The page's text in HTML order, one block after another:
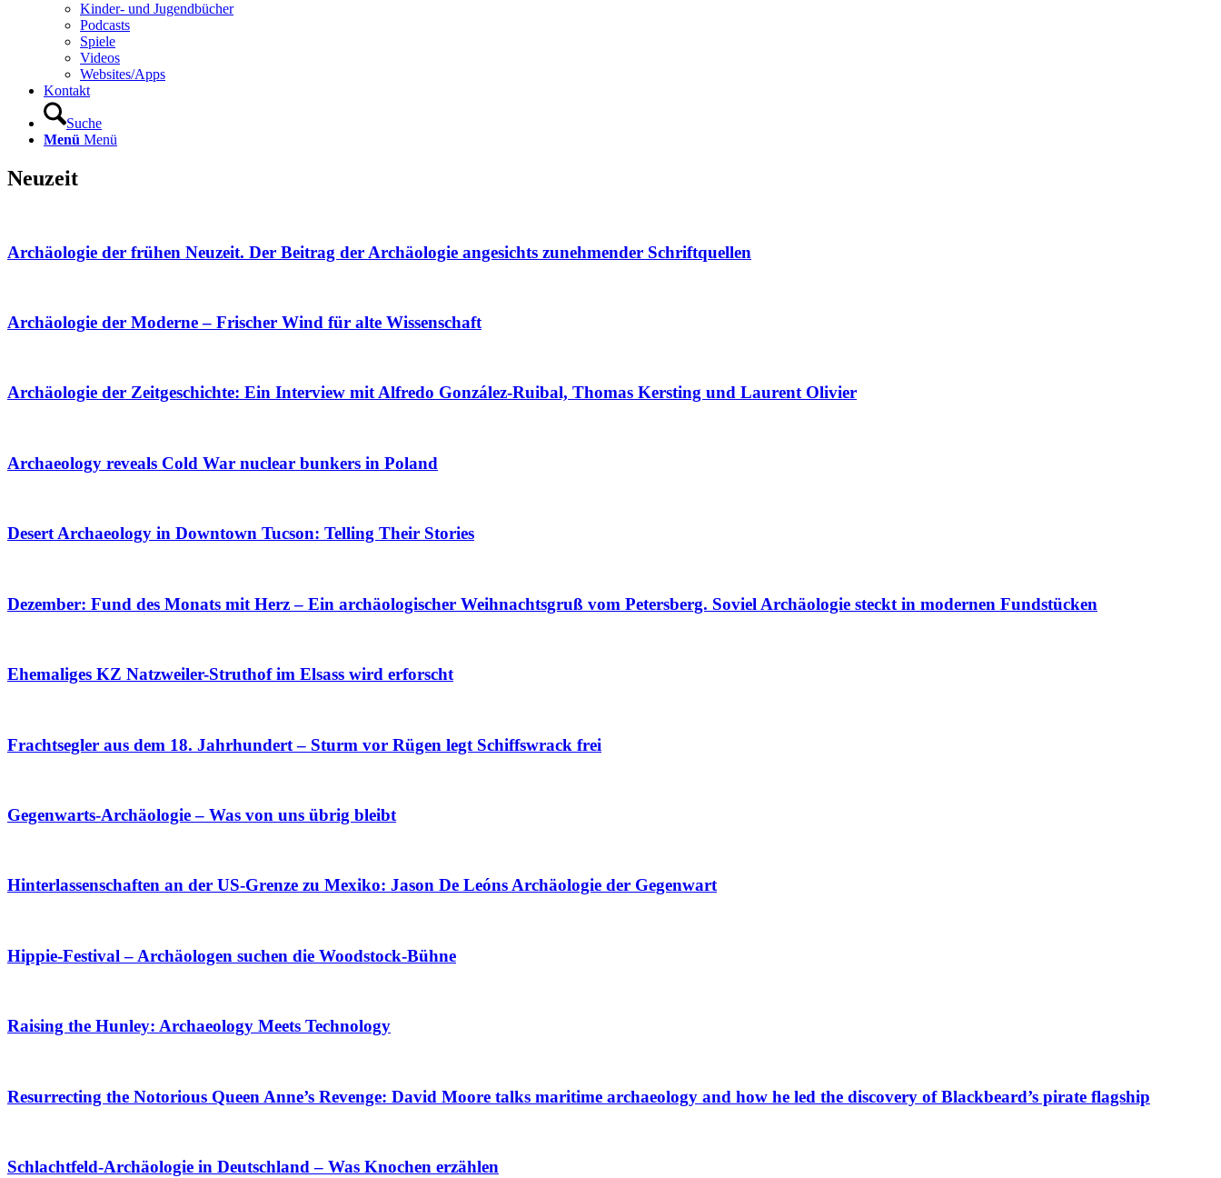
Kinder- und Jugendbücher
Podcasts
Spiele
Videos
Websites/Apps
Kontakt
Suche
Menü Menü
Neuzeit
Archäologie der frühen Neuzeit. Der Beitrag der Archäologie angesichts zunehmender Schriftquellen
Archäologie der Moderne – Frischer Wind für alte Wissenschaft
Archäologie der Zeitgeschichte: Ein Interview mit Alfredo González-Ruibal, Thomas Kersting und Laurent Olivier
Archaeology reveals Cold War nuclear bunkers in Poland
Desert Archaeology in Downtown Tucson: Telling Their Stories
Dezember: Fund des Monats mit Herz – Ein archäologischer Weihnachtsgruß vom Petersberg. Soviel Archäologie steckt in modernen Fundstücken
Ehemaliges KZ Natzweiler-Struthof im Elsass wird erforscht
Frachtsegler aus dem 18. Jahrhundert – Sturm vor Rügen legt Schiffswrack frei
Gegenwarts-Archäologie – Was von uns übrig bleibt
Hinterlassenschaften an der US-Grenze zu Mexiko: Jason De Leóns Archäologie der Gegenwart
Hippie-Festival – Archäologen suchen die Woodstock-Bühne
Raising the Hunley: Archaeology Meets Technology
Resurrecting the Notorious Queen Anne’s Revenge: David Moore talks maritime archaeology and how he led the discovery of Blackbeard’s pirate flagship
Schlachtfeld-Archäologie in Deutschland – Was Knochen erzählen